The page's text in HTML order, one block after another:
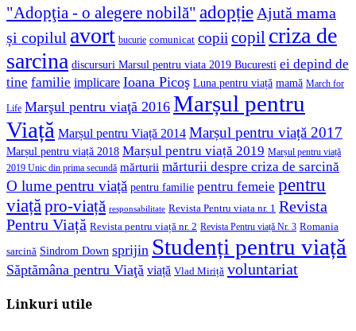
"Adopţia - o alegere nobilă" adopție Ajută mama
și copilul avort bucurie comunicat copii copil criza de
sarcina discursuri Marsul pentru viata 2019 Bucuresti ei depind de
tine familie implicare Ioana Picoş Luna pentru viață mamă March for
Life Marşul pentru viaţă 2016 Marșul pentru
Viață Marșul pentru Viață 2014 Marșul pentru viață 2017
Marșul pentru viață 2018 Marșul pentru viață 2019 Marșul pentru viață
2019 Unic din prima secundă mărturii mărturii despre criza de sarcină
O lume pentru viață pentru familie pentru femeie pentru
viață pro-viață responsabilitate Revista Pentru viata nr. 1 Revista
Pentru Viață Revista pentru viață nr. 2 Revista Pentru viață Nr. 3 Romania
sarcină Sindrom Down sprijin Studenți pentru viață
Săptămâna pentru Viaţă viață Vlad Miriță voluntariat
Linkuri utile